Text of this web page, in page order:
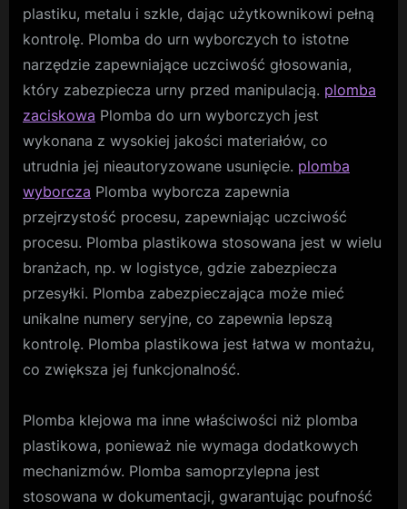
plastiku, metalu i szkle, dając użytkownikowi pełną
kontrolę. Plomba do urn wyborczych to istotne
narzędzie zapewniające uczciwość głosowania,
który zabezpiecza urny przed manipulacją. plomba
zaciskowa Plomba do urn wyborczych jest
wykonana z wysokiej jakości materiałów, co
utrudnia jej nieautoryzowane usunięcie. plomba
wyborcza Plomba wyborcza zapewnia
przejrzystość procesu, zapewniając uczciwość
procesu. Plomba plastikowa stosowana jest w wielu
branżach, np. w logistyce, gdzie zabezpiecza
przesyłki. Plomba zabezpieczająca może mieć
unikalne numery seryjne, co zapewnia lepszą
kontrolę. Plomba plastikowa jest łatwa w montażu,
co zwiększa jej funkcjonalność.
Plomba klejowa ma inne właściwości niż plomba
plastikowa, ponieważ nie wymaga dodatkowych
mechanizmów. Plomba samoprzylepna jest
stosowana w dokumentacji, gwarantując poufność